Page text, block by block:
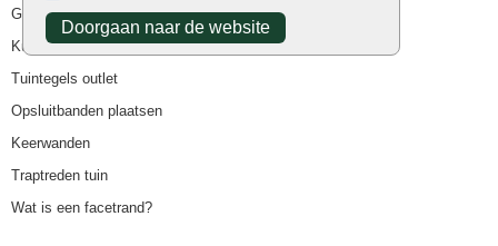
Doorgaan naar de website
Goedkope tuintegels
Kunstgras
Tuintegels outlet
Opsluitbanden plaatsen
Keerwanden
Traptreden tuin
Wat is een facetrand?